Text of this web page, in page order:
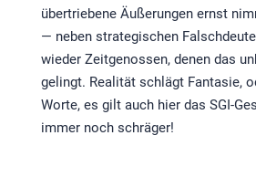
übertriebene Äußerungen ernst
— neben strategischen
wieder Zeitgenossen, denen das
gelingt. Realität schlägt Fantasie,
Worte, es gilt auch hier das SGI-
immer noch schräger!